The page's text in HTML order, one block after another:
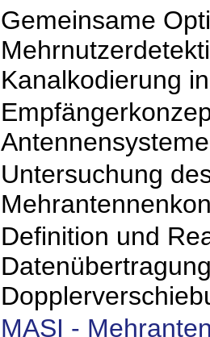
Gemeinsame
Kanalkodierung
Antennensysteme
Untersuchung
Definition und
MASI -